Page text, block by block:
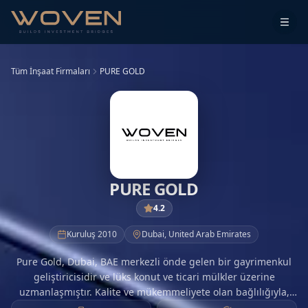
Tüm İnşaat Firmaları PURE GOLD
PURE GOLD
4.2
Kuruluş 2010 Dubai, United Arab Emirates
Pure Gold, Dubai, BAE merkezli önde gelen bir gayrimenkul
geliştiricisidir ve lüks konut ve ticari mülkler üzerine
uzmanlaşmıştır. Kalite ve mükemmeliyete olan bağlılığıyla,